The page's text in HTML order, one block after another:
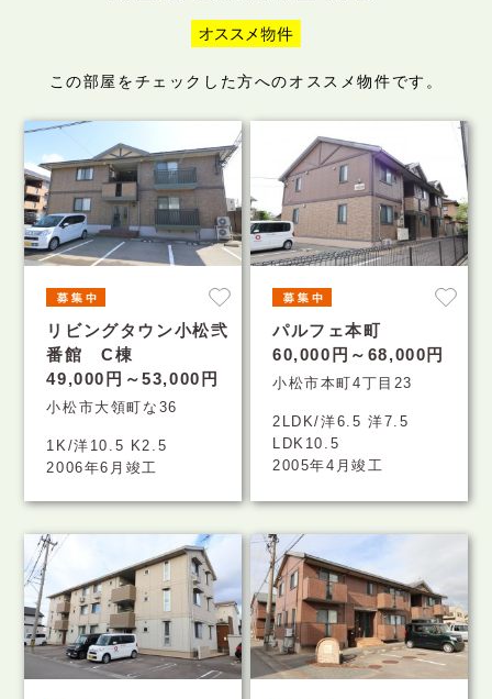
この部屋をチェックした方へのオススメ物件です。
リビングタウン小松弐
番館 C棟
49,000円～53,000円
小松市大領町な36
1K/洋10.5 K2.5
2006年6月竣工
パルフェ本町
60,000円～68,000円
小松市本町4丁目23
2LDK/洋6.5 洋7.5
LDK10.5
2005年4月竣工